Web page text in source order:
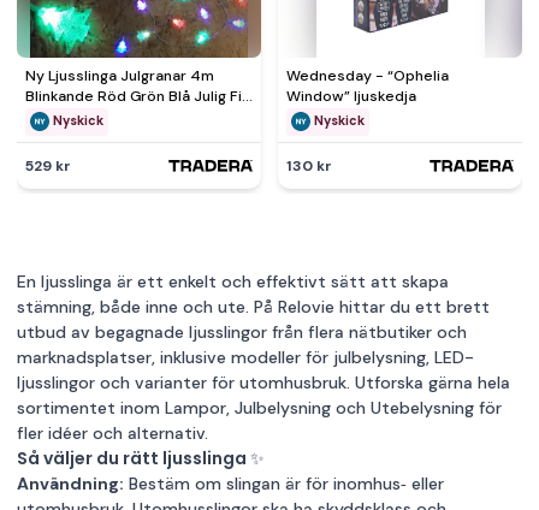
Ny Ljusslinga Julgranar 4m
Blinkande Röd Grön Blå Julig Fin
Mysig JUL stämning
Nyskick
529 kr
Wednesday - “Ophelia
Window” ljuskedja
Nyskick
130 kr
En ljusslinga är ett enkelt och effektivt sätt att skapa
stämning, både inne och ute. På Relovie hittar du ett brett
utbud av begagnade ljusslingor från flera nätbutiker och
marknadsplatser, inklusive modeller för julbelysning, LED-
ljusslingor och varianter för utomhusbruk. Utforska gärna hela
sortimentet inom Lampor Julbelysning och Utebelysning för
fler idéer och alternativ.
Så väljer du rätt ljusslinga ✨
Användning: Bestäm om slingan är för inomhus‑ eller